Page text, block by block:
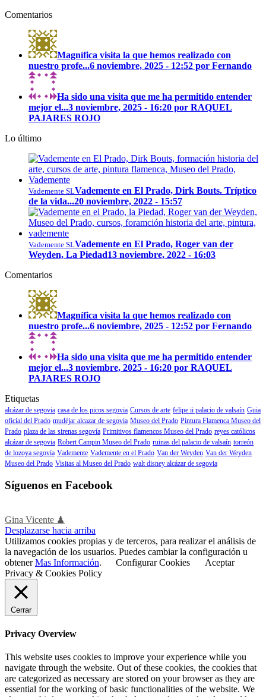
Comentarios
Magnífica visita la que hemos realizado con
nuestro profe...6 noviembre, 2025 - 12:52 por Fernando
Ha sido una visita que me ha permitido entender
mejor el...3 noviembre, 2025 - 16:20 por RAQUEL
PAJARES ROJO
Lo último
Vademente SLVademente en El Prado, Dirk Bouts. Tríptico
de la vida...20 noviembre, 2022 - 15:57
Vademente SLVademente en El Prado, Roger van der
Weyden, La Piedad13 noviembre, 2022 - 16:03
Comentarios
Magnífica visita la que hemos realizado con
nuestro profe...6 noviembre, 2025 - 12:52 por Fernando
Ha sido una visita que me ha permitido entender
mejor el...3 noviembre, 2025 - 16:20 por RAQUEL
PAJARES ROJO
Etiquetas
alcázar de segovia casa de los picos segovia Cursos de arte felipe ii palacio de valsaín Guia
oficial del Prado mudéjar alcazar de segovia Museo del Prado Pintura Flamenca Museo del
Prado plaza de las sirenas segovía Primitivos flamencos Museo del Prado reyes católicos
alcázar de segovia Robert Campin Museo del Prado ruinas del palacio de valsaín torreón
de lozoya segovía Vademente Vademente en el Prado Van der Weyden Van der Weyden
Museo del Prado Visitas al Museo del Prado walt disney alcázar de segovia
Síguenos en Facebook
Gina Vicente ♟
Desplazarse hacia arriba
Utilizamos cookies propias y de terceros, para realizar el análisis de
la navegación de los usuarios. Puedes cambiar la configuración u
obtenerMas Información. Configurar Cookies
Aceptar
Privacy & Cookies Policy
Cerrar
Privacy Overview
This website uses cookies to improve your experience while you
navigate through the website. Out of these cookies, the cookies that
are categorized as necessary are stored on your browser as they are
essential for the working of basic functionalities of the website. We